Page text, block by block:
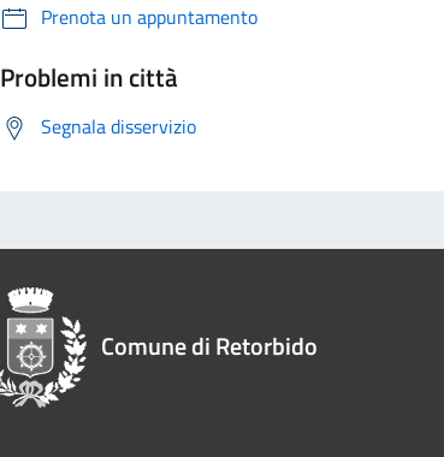
Prenota un appuntamento
Problemi in città
Segnala disservizio
Comune di Retorbido